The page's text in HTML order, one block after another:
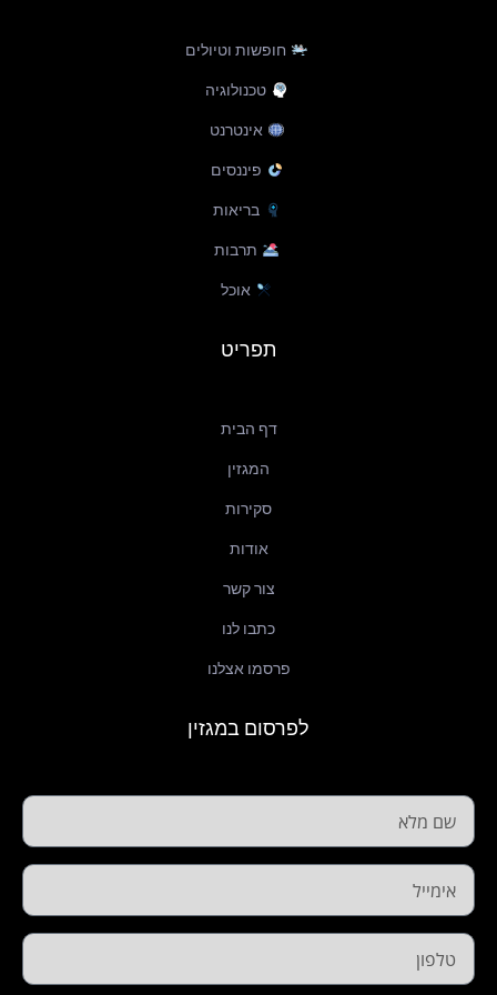
o
e
t
i
חופשות וטיולים
טכנולוגיה
אינטרנט
פיננסים
בריאות
תרבות
אוכל
תפריט
דף הבית
המגזין
סקירות
אודות
צור קשר
כתבו לנו
פרסמו אצלנו
לפרסום במגזין